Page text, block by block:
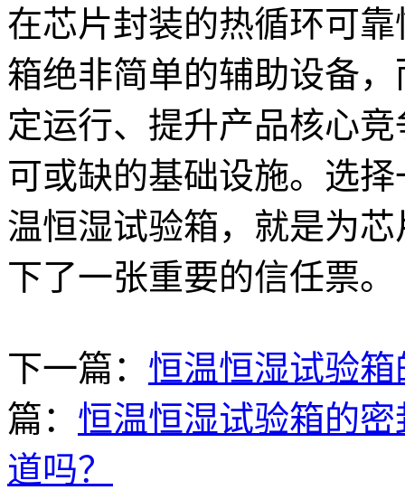
在芯片封装的热循环可
箱绝非简单的辅助设备
定运行、提升产品核心
可或缺的基础设施。选
温恒湿试验箱，就是为
下了一张重要的信任票。
下一篇： 恒温恒湿试验
篇： 恒温恒湿试验箱的
道吗？